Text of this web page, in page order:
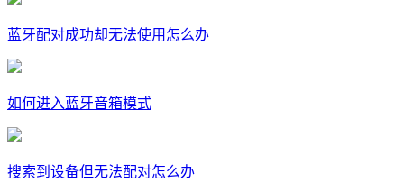
蓝牙配对成功却无法使用怎么办
如何进入蓝牙音箱模式
搜索到设备但无法配对怎么办